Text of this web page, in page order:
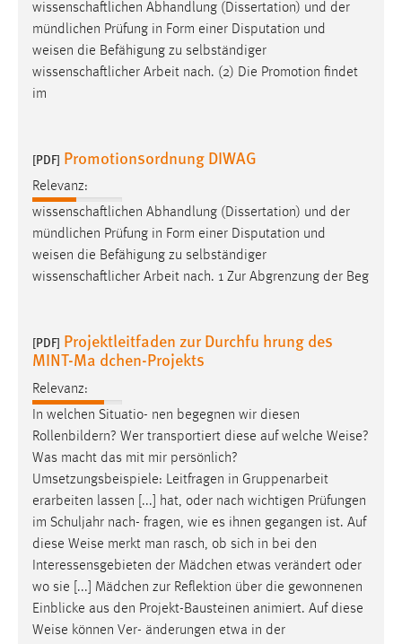
wissenschaftlichen Abhandlung (Dissertation) und der
mündlichen Prüfung in Form einer Disputation und
weisen die Befähigung zu selbständiger
wissenschaftlicher Arbeit nach. (2) Die Promotion findet
im
[PDF] Promotionsordnung DIWAG
Relevanz:
wissenschaftlichen Abhandlung (Dissertation) und der
mündlichen Prüfung in Form einer Disputation und
weisen die Befähigung zu selbständiger
wissenschaftlicher Arbeit nach. 1 Zur Abgrenzung der Beg
[PDF] Projektleitfaden zur Durchfu hrung des
MINT-Ma dchen-Projekts
Relevanz:
In welchen Situatio- nen begegnen wir diesen
Rollenbildern? Wer transportiert diese auf welche Weise?
Was macht das mit mir persönlich?
Umsetzungsbeispiele: Leitfragen in Gruppenarbeit
erarbeiten lassen [...] hat, oder nach wichtigen Prüfungen
im Schuljahr nach- fragen, wie es ihnen gegangen ist. Auf
diese Weise merkt man rasch, ob sich in bei den
Interessensgebieten der Mädchen etwas verändert oder
wo sie [...] Mädchen zur Reflektion über die gewonnenen
Einblicke aus den Projekt-Bausteinen animiert. Auf diese
Weise können Ver- änderungen etwa in der